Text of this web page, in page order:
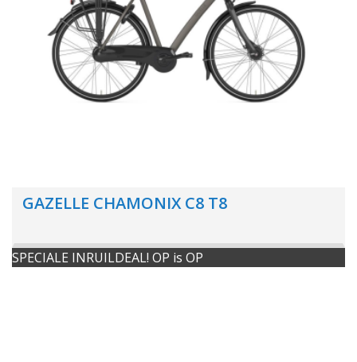
GAZELLE CHAMONIX C8 T8
SPECIALE INRUILDEAL! OP is OP